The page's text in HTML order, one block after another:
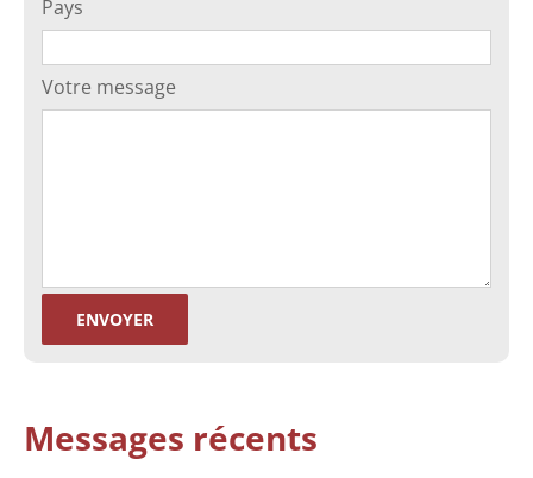
Pays
Votre message
Messages récents